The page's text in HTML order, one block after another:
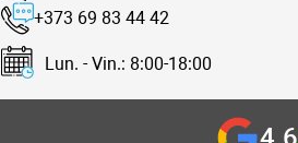
+373 69 83 44 42
Lun. - Vin.: 8:00-18:00